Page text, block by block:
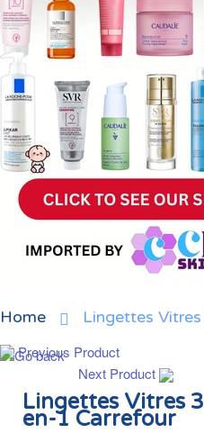
Home Lingettes
Previous Product
Next Product
Lingettes Vitres
en-1 Carrefour